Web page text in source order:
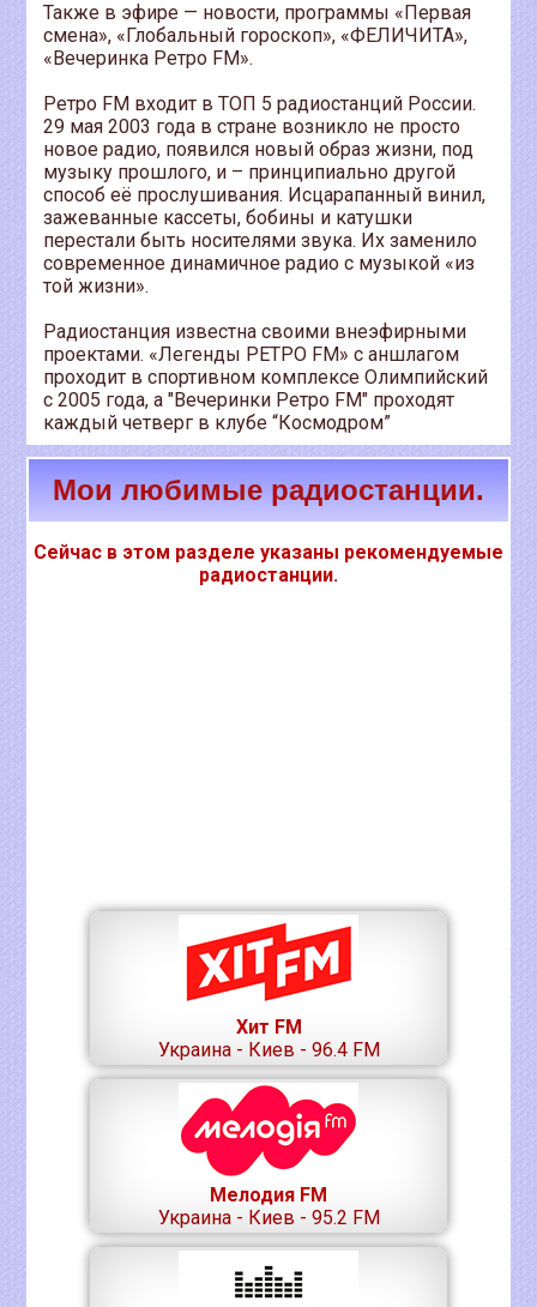
Также в эфире — новости, программы «Первая
смена», «Глобальный гороскоп», «ФЕЛИЧИТА»,
«Вечеринка Ретро FM».
Ретро FM входит в ТОП 5 радиостанций России.
29 мая 2003 года в стране возникло не просто
новое радио, появился новый образ жизни, под
музыку прошлого, и – принципиально другой
способ её прослушивания. Исцарапанный винил,
зажеванные кассеты, бобины и катушки
перестали быть носителями звука. Их заменило
современное динамичное радио с музыкой «из
той жизни».
Радиостанция известна своими внеэфирными
проектами. «Легенды РЕТРО FM» с аншлагом
проходит в спортивном комплексе Олимпийский
с 2005 года, а "Вечеринки Ретро FM" проходят
каждый четверг в клубе “Космодром”
Мои любимые радиостанции.
Сейчас в этом разделе указаны рекомендуемые
радиостанции.
Хит FM
Украина - Киев - 96.4 FM
Мелодия FM
Украина - Киев - 95.2 FM